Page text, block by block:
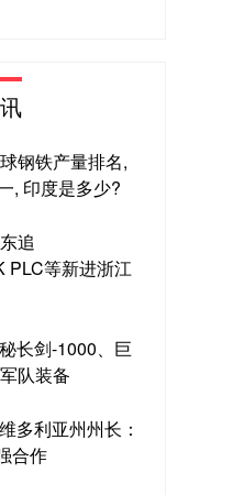
钢铁产量排名,
, 印度是多少?
追
PLC等新进浙江
长剑-1000、巨
队装备
多利亚州州长：
合作